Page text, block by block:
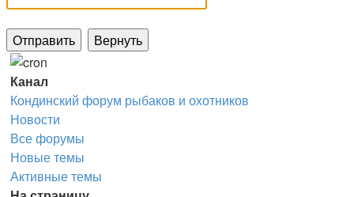
Канал
Кондинский форум рыбаков и охотников
Новости
Все форумы
Новые темы
Активные темы